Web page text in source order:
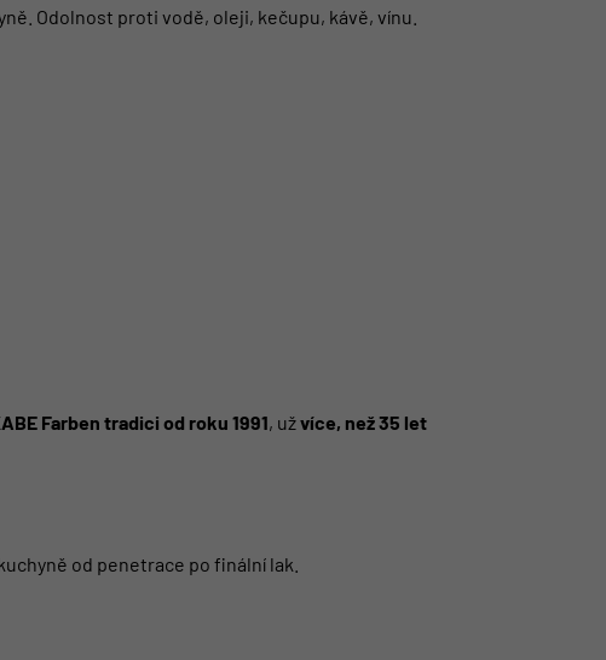
Odolnost proti vodě, oleji, kečupu, kávě, vínu.
Farben tradici od roku 1991, užvíce, než 35 let
od penetrace po finální lak.